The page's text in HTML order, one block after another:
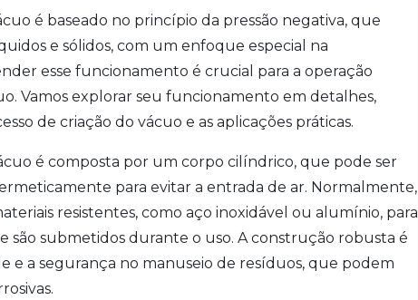
é baseado no princípio da pressão negativa, que
e sólidos, com um enfoque especial na
esse funcionamento é crucial para a operação
Vamos explorar seu funcionamento em detalhes,
de criação do vácuo e as aplicações práticas.
é composta por um corpo cilíndrico, que pode ser
para evitar a entrada de ar. Normalmente,
resistentes, como aço inoxidável ou alumínio, para
são submetidos durante o uso. A construção robusta é
e a segurança no manuseio de resíduos, que podem